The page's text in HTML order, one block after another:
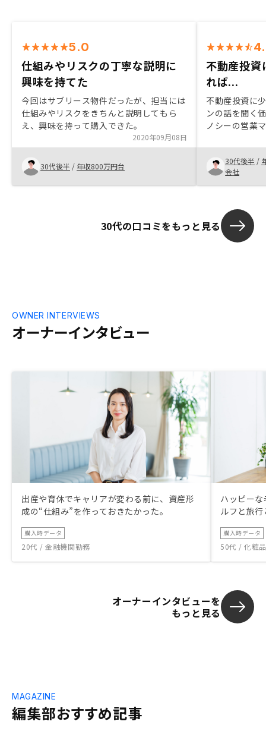
5.0
仕組みやリスクの丁寧な説明に
興味を持てた
今回はサブリース物件だったが、担当には
仕組みやリスクをきちんと説明してもら
え、興味を持って購入できた。
2020年09月08日
30代後半 / 年収800万円台
不動産投資
れば...
不動産投資に
ンの話を聞く
ノシーの営業
という気にな
ラインと言え
わせをしない
も全てオンラ
かも知れませ
30代後半 /
会社
30代の口コミをもっと見る
オーナーインタビュー
OWNER INTERVIEWS
出産や育休でキャリアが変わる前に、資産形
成の“仕組み”を作っておきたかった。
購入時データ
20代 / 金融機関勤務
ハッピー
ルフと旅
購入時データ
50代 / 化粧
オーナーインタビューを
もっと見る
編集部おすすめ記事
MAGAZINE